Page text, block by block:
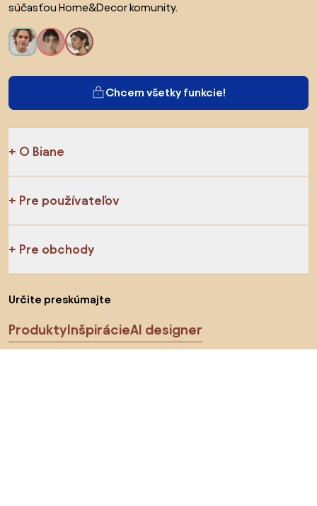
súčasťou Home&Decor komunity.
Chcem všetky funkcie!
O Biane
Pre používateľov
Pre obchody
Určite preskúmajte
ProduktyInšpirácieAI designer